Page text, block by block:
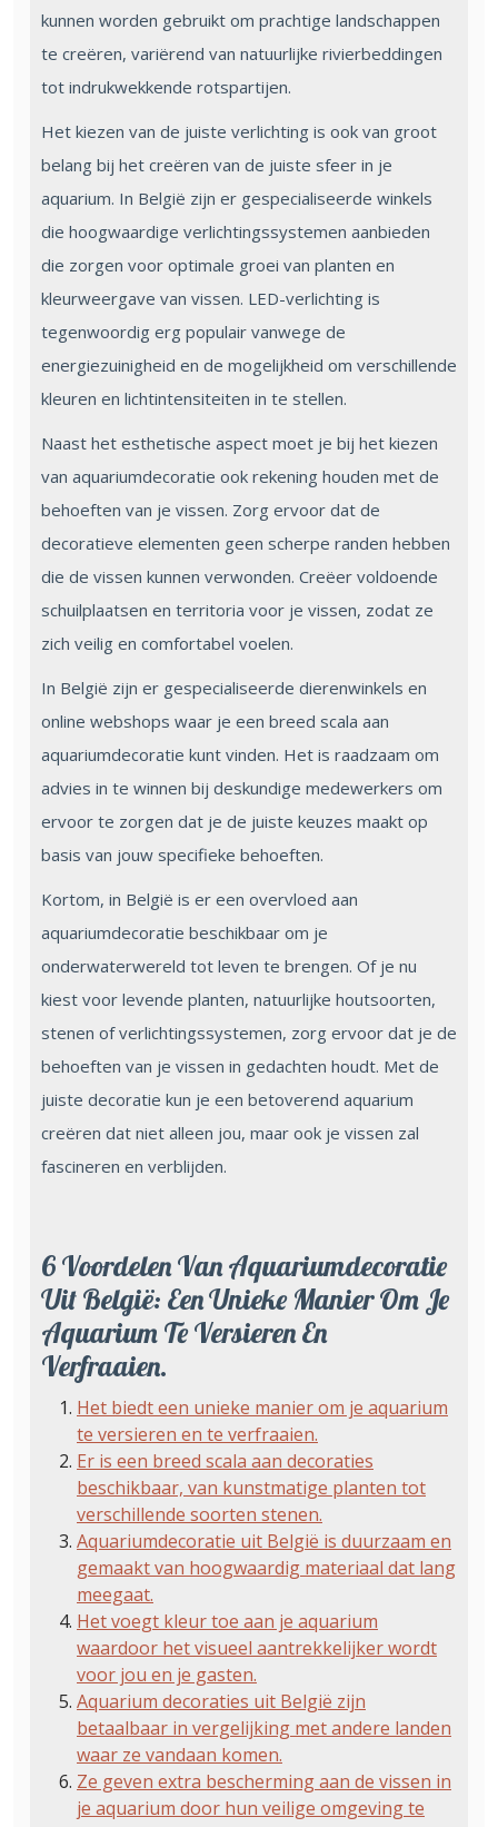
kunnen worden gebruikt om prachtige landschappen
te creëren, variërend van natuurlijke rivierbeddingen
tot indrukwekkende rotspartijen.
Het kiezen van de juiste verlichting is ook van groot
belang bij het creëren van de juiste sfeer in je
aquarium. In België zijn er gespecialiseerde winkels
die hoogwaardige verlichtingssystemen aanbieden
die zorgen voor optimale groei van planten en
kleurweergave van vissen. LED-verlichting is
tegenwoordig erg populair vanwege de
energiezuinigheid en de mogelijkheid om verschillende
kleuren en lichtintensiteiten in te stellen.
Naast het esthetische aspect moet je bij het kiezen
van aquariumdecoratie ook rekening houden met de
behoeften van je vissen. Zorg ervoor dat de
decoratieve elementen geen scherpe randen hebben
die de vissen kunnen verwonden. Creëer voldoende
schuilplaatsen en territoria voor je vissen, zodat ze
zich veilig en comfortabel voelen.
In België zijn er gespecialiseerde dierenwinkels en
online webshops waar je een breed scala aan
aquariumdecoratie kunt vinden. Het is raadzaam om
advies in te winnen bij deskundige medewerkers om
ervoor te zorgen dat je de juiste keuzes maakt op
basis van jouw specifieke behoeften.
Kortom, in België is er een overvloed aan
aquariumdecoratie beschikbaar om je
onderwaterwereld tot leven te brengen. Of je nu
kiest voor levende planten, natuurlijke houtsoorten,
stenen of verlichtingssystemen, zorg ervoor dat je de
behoeften van je vissen in gedachten houdt. Met de
juiste decoratie kun je een betoverend aquarium
creëren dat niet alleen jou, maar ook je vissen zal
fascineren en verblijden.
6 Voordelen Van Aquariumdecoratie
Uit België: Een Unieke Manier Om Je
Aquarium Te Versieren En
Verfraaien.
Het biedt een unieke manier om je aquarium
te versieren en te verfraaien.
Er is een breed scala aan decoraties
beschikbaar, van kunstmatige planten tot
verschillende soorten stenen.
Aquariumdecoratie uit België is duurzaam en
gemaakt van hoogwaardig materiaal dat lang
meegaat.
Het voegt kleur toe aan je aquarium
waardoor het visueel aantrekkelijker wordt
voor jou en je gasten.
Aquarium decoraties uit België zijn
betaalbaar in vergelijking met andere landen
waar ze vandaan komen.
Ze geven extra bescherming aan de vissen in
je aquarium door hun veilige omgeving te